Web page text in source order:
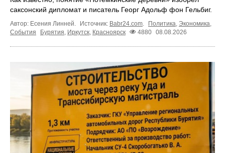
саксонский дипломат и писатель Георг Адольф фон Гельбиг.
Автор: Есения Линней. Источник: Babr24.com Политика Экономика
События
Бурятия, Иркутск, Красноярск 4880 08.08.2026